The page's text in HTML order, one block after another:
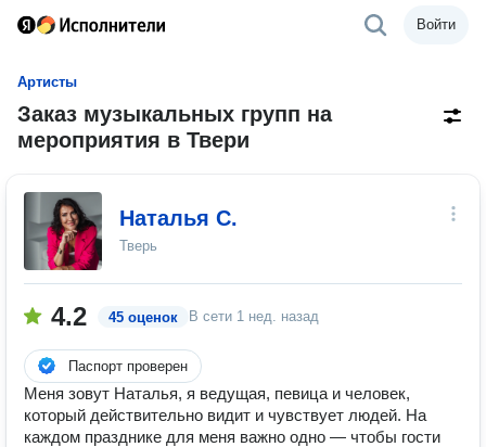
Войти
Артисты
Заказ музыкальных групп на
мероприятия в Твери
Наталья С.
Тверь
4.2 45 оценок В сети 1 нед. назад
Паспорт проверен
Меня зовут Наталья, я ведущая, певица и человек,
который действительно видит и чувствует людей. На
каждом празднике для меня важно одно — чтобы гости